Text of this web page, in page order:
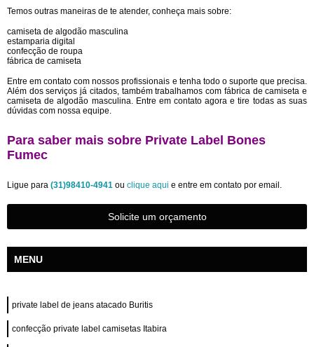
Temos outras maneiras de te atender, conheça mais sobre:
camiseta de algodão masculina
estamparia digital
confecção de roupa
fábrica de camiseta
Entre em contato com nossos profissionais e tenha todo o suporte que precisa.
Além dos serviços já citados, também trabalhamos com fábrica de camiseta e
camiseta de algodão masculina. Entre em contato agora e tire todas as suas
dúvidas com nossa equipe.
Para saber mais sobre Private Label Bones
Fumec
Ligue para (31)98410-4941 ou clique aqui e entre em contato por email.
Solicite um orçamento
MENU
private label de jeans atacado Buritis
confecção private label camisetas Itabira